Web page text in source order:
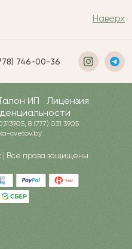
Наверх
746-00-36
ИП
Лицензия
8 (777) 031 3905
cvetov.by
| Все права защищены